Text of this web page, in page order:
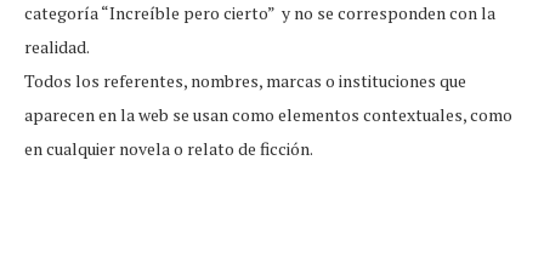
categoría “Increíble pero cierto” y no se corresponden con la
realidad.
Todos los referentes, nombres, marcas o instituciones que
aparecen en la web se usan como elementos contextuales, como
en cualquier novela o relato de ficción.